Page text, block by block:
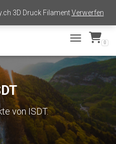
3D Druck FilamentVerwerfen
+41 77 511 30 66
TOGGLE 0
von ISDT.